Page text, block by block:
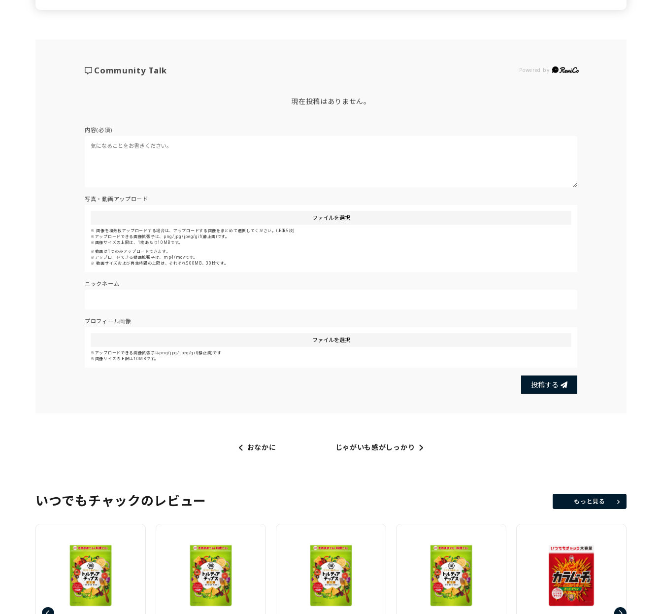
Powered by
Community Talk
現在投稿はありません。
内容(必須)
写真・動画アップロード
ファイルを選択
画像を複数枚アップロードする場合は、アップロードする画像をまとめて選択してください。(上限5枚)
アップロードできる画像拡張子は、png/jpg/jpeg/gif(静止画)です。
画像サイズの上限は、1枚あたり10MBです。
動画は1つのみアップロードできます。
アップロードできる動画拡張子は、mp4/movです。
動画サイズおよび再生時間の上限は、それぞれ500MB、30秒です。
ニックネーム
プロフィール画像
ファイルを選択
アップロードできる画像拡張子はpng/jpg/jpeg/gif(静止画)です
画像サイズの上限は10MBです。
投稿する
おなかに じゃがいも感がしっかり
いつでもチャックのレビュー もっと見る